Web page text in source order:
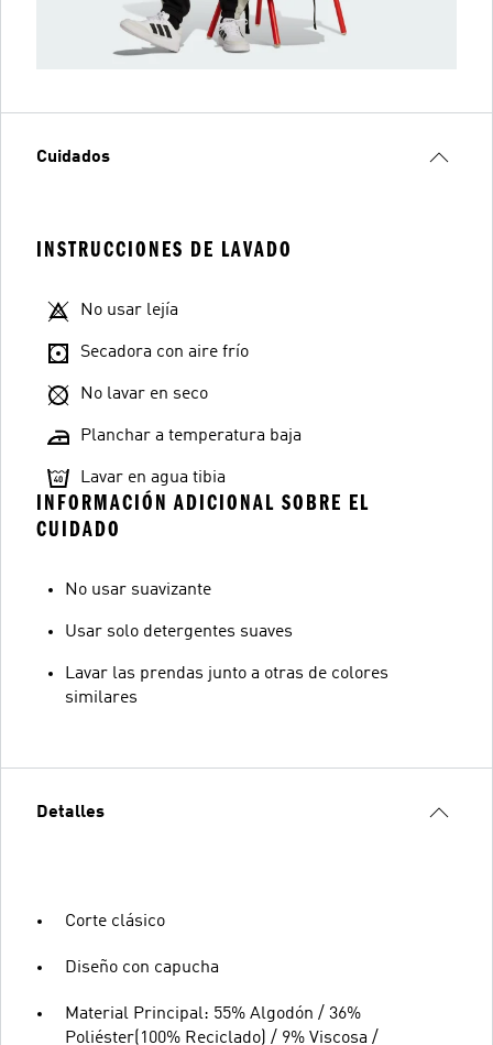
Cuidados
INSTRUCCIONES DE LAVADO
No usar lejía
Secadora con aire frío
No lavar en seco
Planchar a temperatura baja
Lavar en agua tibia
INFORMACIÓN ADICIONAL SOBRE EL
CUIDADO
No usar suavizante
Usar solo detergentes suaves
Lavar las prendas junto a otras de colores
similares
Detalles
Corte clásico
Diseño con capucha
Material Principal: 55% Algodón / 36%
Poliéster(100% Reciclado) / 9% Viscosa /